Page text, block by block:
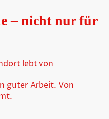
– nicht nur für
lebt von
guter Arbeit. Von